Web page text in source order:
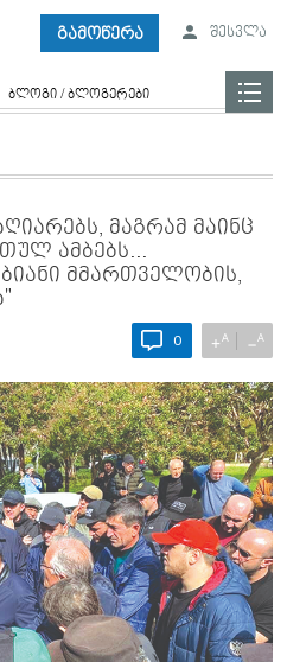
გამოწერა შესვლა
ბლოგი / ბლოგერები
მაგრამ მაინც
ამბებს...
მმართველობის,
0 +A −A